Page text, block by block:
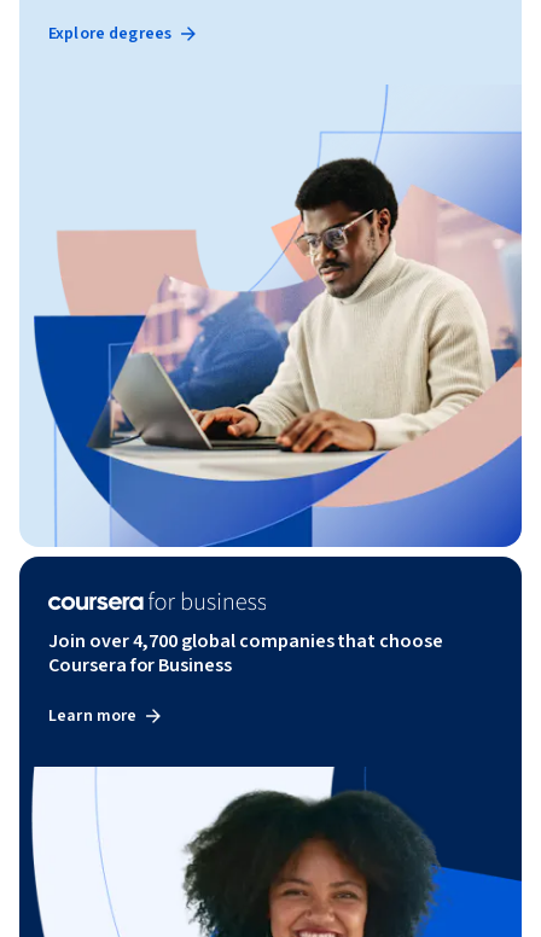
Explore degrees
Join over 4,700 global companies that choose
Coursera for Business
Learn more